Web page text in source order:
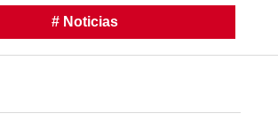
# Noticias